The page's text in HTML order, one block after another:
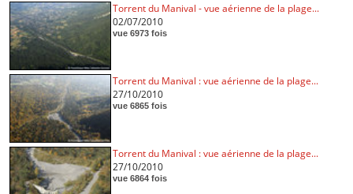
Torrent du Manival - vue aérienne de la plage...
02/07/2010
vue 6973 fois
Torrent du Manival : vue aérienne de la plage...
27/10/2010
vue 6865 fois
Torrent du Manival : vue aérienne de la plage...
27/10/2010
vue 6864 fois